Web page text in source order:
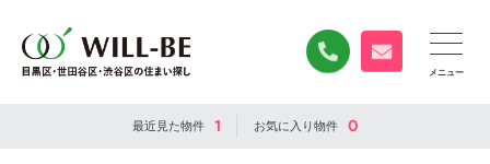
0120-840-834
無料お問い合
最近見た物件 1 お気に入り物件 0